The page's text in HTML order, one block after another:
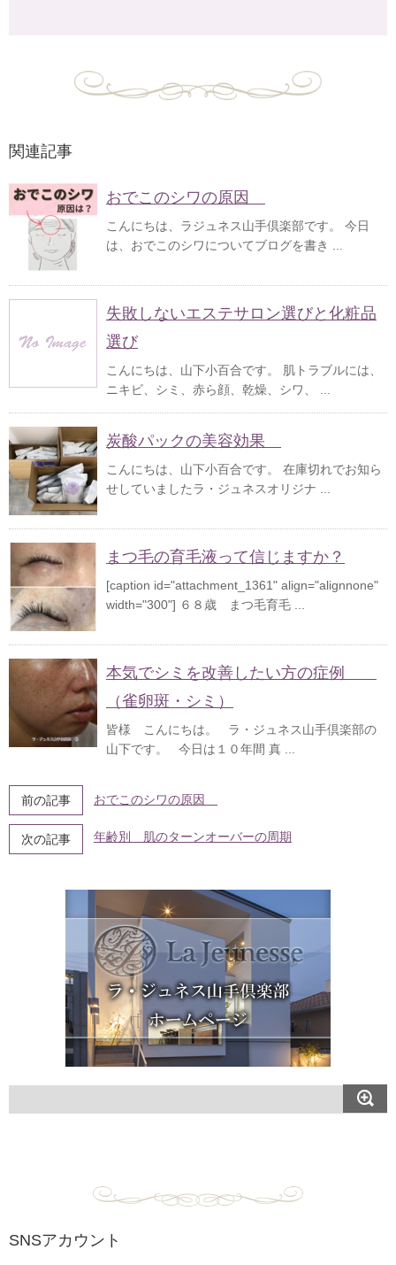
関連記事
おでこのシワの原因
こんにちは、ラジュネス山手倶楽部です。 今日
は、おでこのシワについてブログを書き ...
失敗しないエステサロン選びと化粧品
選び
こんにちは、山下小百合です。 肌トラブルには、
ニキビ、シミ、赤ら顔、乾燥、シワ、 ...
炭酸パックの美容効果
こんにちは、山下小百合です。 在庫切れでお知ら
せしていましたラ・ジュネスオリジナ ...
まつ毛の育毛液って信じますか？
[caption id="attachment_1361" align="alignnone"
width="300"] ６８歳 まつ毛育毛 ...
本気でシミを改善したい方の症例
（雀卵斑・シミ）
皆様 こんにちは。 ラ・ジュネス山手倶楽部の
山下です。 今日は１０年間 真 ...
前の記事 おでこのシワの原因
次の記事 年齢別 肌のターンオーバーの周期
SNSアカウント